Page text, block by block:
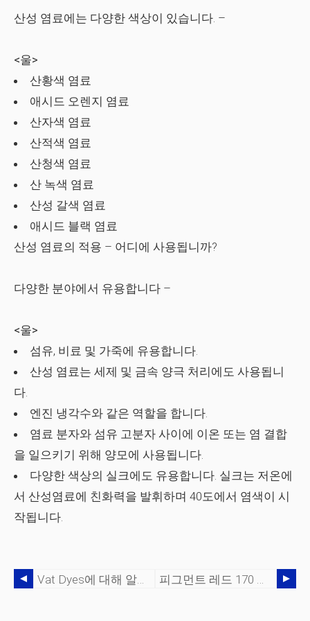
산성 염료에는 다양한 색상이 있습니다. –
<울>
산황색 염료
애시드 오렌지 염료
산자색 염료
산적색 염료
산청색 염료
산 녹색 염료
산성 갈색 염료
애시드 블랙 염료
산성 염료의 적용 – 어디에 사용됩니까?
다양한 분야에서 유용합니다 –
<울>
섬유, 비료 및 가죽에 유용합니다.
산성 염료는 세제 및 금속 양극 처리에도 사용됩니
다.
엔진 냉각수와 같은 역할을 합니다.
염료 분자와 섬유 고분자 사이에 이온 또는 염 결합
을 일으키기 위해 양모에 사용됩니다.
다양한 색상의 실크에도 유용합니다. 실크는 저온에
서 산성염료에 친화력을 발휘하며 40도에서 염색이 시
작됩니다.
Vat Dyes에 대해 알아야 할 모든 것 피그먼트 레드 170 및 그 응용에 대한 유용한 정보